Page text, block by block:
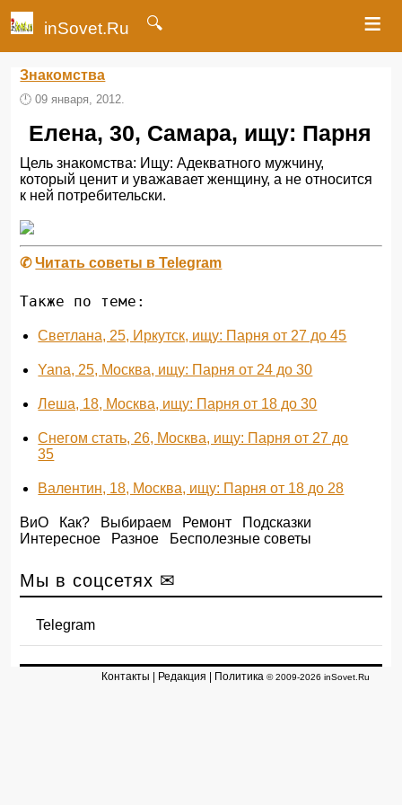
inSovet.Ru 🔍 ≡
Знакомства
🕛09 января, 2012.
Елена, 30, Самара, ищу: Парня
Цель знакомства: Ищу: Адекватного мужчину,
который ценит и уважавает женщину, а не относится
к ней потребительски.
✆Читать советы в Telegram
Также по теме:
Светлана, 25, Иркутск, ищу: Парня от 27 до 45
Yana, 25, Москва, ищу: Парня от 24 до 30
Леша, 18, Москва, ищу: Парня от 18 до 30
Снегом стать, 26, Москва, ищу: Парня от 27 до
35
Валентин, 18, Москва, ищу: Парня от 18 до 28
ВиО Как? Выбираем Ремонт
Подсказки
Интересное
Разное Бесполезные советы
Мы в соцсетях ✉
Telegram
Контакты Редакция Политика © 2009-2026 inSovet.Ru